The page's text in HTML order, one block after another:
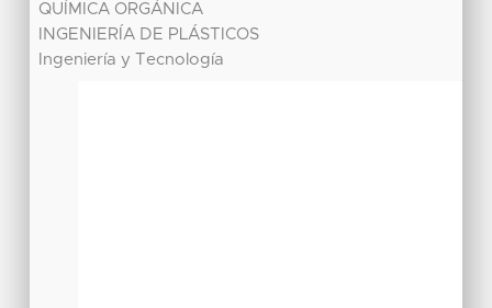
QUÍMICA ORGÁNICA
INGENIERÍA DE PLÁSTICOS
Ingeniería y Tecnología